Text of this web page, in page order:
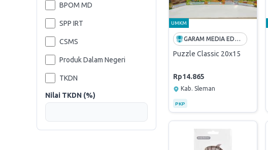
BPOM MD
SPP IRT
CSMS
Produk Dalam Negeri
TKDN
Nilai TKDN (%)
UMKM
GARAM MEDIA EDUKASI
Puzzle Classic 20x15
Rp14.865
Kab. Sleman
PKP